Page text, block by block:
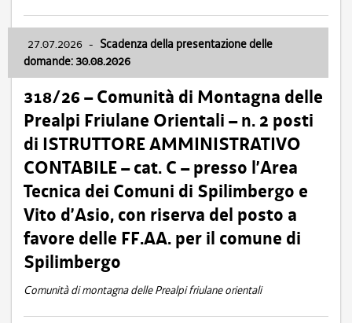
27.07.2026 - Scadenza della presentazione delle
domande: 30.08.2026
318/26 – Comunità di Montagna delle
Prealpi Friulane Orientali – n. 2 posti
di ISTRUTTORE AMMINISTRATIVO
CONTABILE – cat. C – presso l’Area
Tecnica dei Comuni di Spilimbergo e
Vito d’Asio, con riserva del posto a
favore delle FF.AA. per il comune di
Spilimbergo
Comunità di montagna delle Prealpi friulane orientali